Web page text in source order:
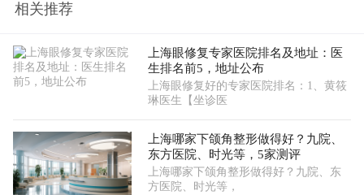
相关推荐
上海眼修复专家医院排名及地址：医
生排名前5，地址公布
上海眼修复好的专家医院排名：1、黄筱
琳医生【坐诊医
上海哪家下颌角整形做得好？九院、
东方医院、时光等，5家测评
上海哪家下颌角整形做得好？九院、东
方医院、时光等，